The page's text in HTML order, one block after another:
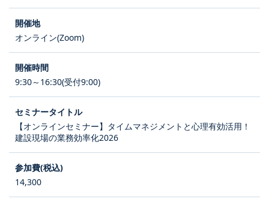
オンライン(Zoom)
9:30～16:30(受付9:00)
【オンラインセミナー】タイムマネジメントと心理有効活用！
建設現場の業務効率化2026
14,300